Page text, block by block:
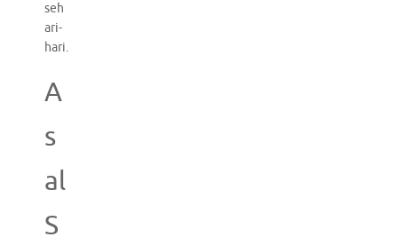
seh
ari-
hari.
A
s
al
S